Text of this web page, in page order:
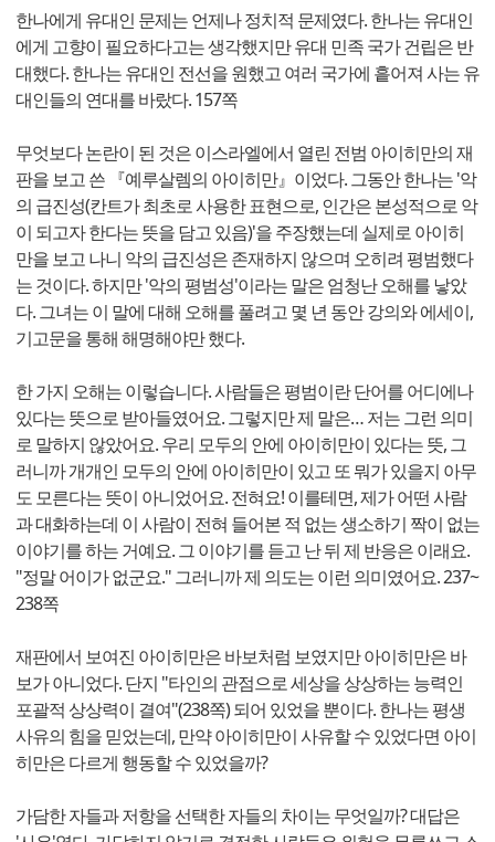
한나에게 유대인 문제는 언제나 정치적 문제였다. 한나는 유대인
에게 고향이 필요하다고는 생각했지만 유대 민족 국가 건립은 반
대했다. 한나는 유대인 전선을 원했고 여러 국가에 흩어져 사는 유
대인들의 연대를 바랐다. 157쪽
무엇보다 논란이 된 것은 이스라엘에서 열린 전범 아이히만의 재
판을 보고 쓴 『예루살렘의 아이히만』이었다. 그동안 한나는 '악
의 급진성(칸트가 최초로 사용한 표현으로, 인간은 본성적으로 악
이 되고자 한다는 뜻을 담고 있음)'을 주장했는데 실제로 아이히
만을 보고 나니 악의 급진성은 존재하지 않으며 오히려 평범했다
는 것이다. 하지만 '악의 평범성'이라는 말은 엄청난 오해를 낳았
다. 그녀는 이 말에 대해 오해를 풀려고 몇 년 동안 강의와 에세이,
기고문을 통해 해명해야만 했다.
한 가지 오해는 이렇습니다. 사람들은 평범이란 단어를 어디에나
있다는 뜻으로 받아들였어요. 그렇지만 제 말은… 저는 그런 의미
로 말하지 않았어요. 우리 모두의 안에 아이히만이 있다는 뜻, 그
러니까 개개인 모두의 안에 아이히만이 있고 또 뭐가 있을지 아무
도 모른다는 뜻이 아니었어요. 전혀요! 이를테면, 제가 어떤 사람
과 대화하는데 이 사람이 전혀 들어본 적 없는 생소하기 짝이 없는
이야기를 하는 거예요. 그 이야기를 듣고 난 뒤 제 반응은 이래요.
"정말 어이가 없군요." 그러니까 제 의도는 이런 의미였어요. 237~
238쪽
재판에서 보여진 아이히만은 바보처럼 보였지만 아이히만은 바
보가 아니었다. 단지 "타인의 관점으로 세상을 상상하는 능력인
포괄적 상상력이 결여"(238쪽) 되어 있었을 뿐이다. 한나는 평생
사유의 힘을 믿었는데, 만약 아이히만이 사유할 수 있었다면 아이
히만은 다르게 행동할 수 있었을까?
가담한 자들과 저항을 선택한 자들의 차이는 무엇일까? 대답은